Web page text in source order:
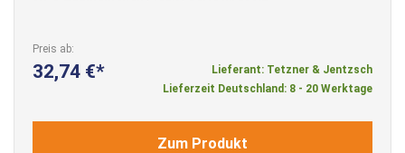
Preis ab
32,74 €
Lieferant: Tetzner & Jentzsch
Lieferzeit Deutschland: 8 - 20 Werktage
Zum Produkt